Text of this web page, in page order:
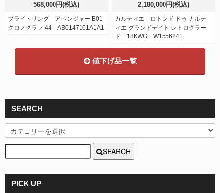
568,000円(税込)
ブライトリング アベンジャー B01
クロノグラフ 44 AB0147101A1A1
2,180,000円(税込)
カルティエ ロトンド ドゥ カルテ
ィエ グランドデイト レトログラー
ド 18KWG W1556241
値下げ品一覧
SEARCH
SEARCH
PICK UP